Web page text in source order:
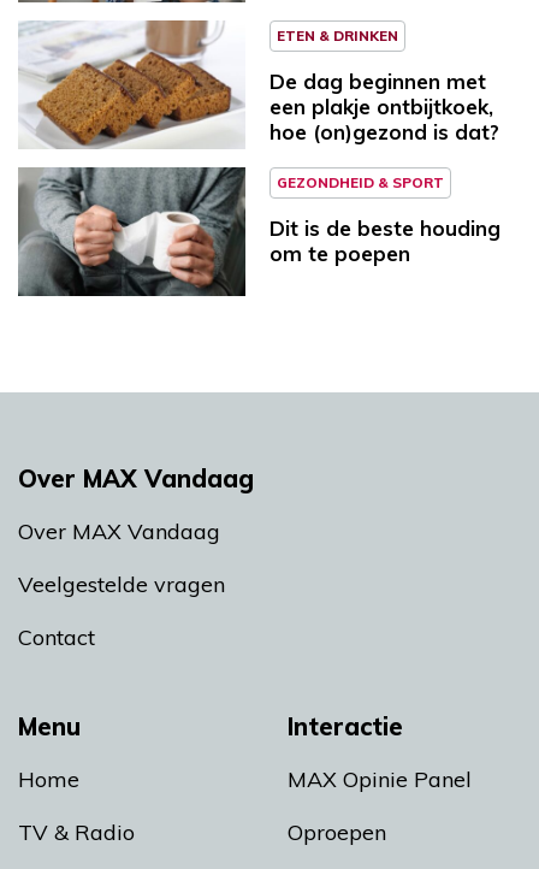
ETEN & DRINKEN
De dag beginnen met
een plakje ontbijtkoek,
hoe (on)gezond is dat?
GEZONDHEID & SPORT
Dit is de beste houding
om te poepen
Menu
Home
TV & Radio
Interactie
MAX Opinie Panel
Oproepen
Over MAX Vandaag
Over MAX Vandaag
Veelgestelde vragen
Contact